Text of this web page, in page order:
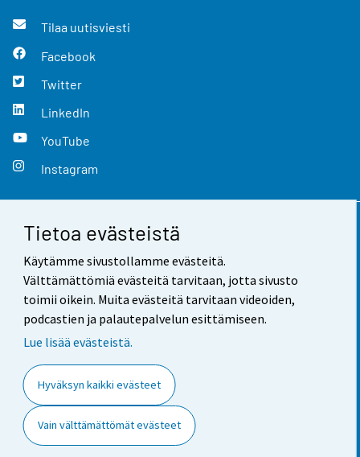
Tietoa evästeistä
Käytämme sivustollamme evästeitä.
Välttämättömiä evästeitä tarvitaan, jotta sivusto
toimii oikein. Muita evästeitä tarvitaan videoiden,
podcastien ja palautepalvelun esittämiseen.
Lue lisää evästeistä.
Hyväksyn kaikki evästeet
Vain välttämättömät evästeet
Tilaa uutisviesti
Facebook
Twitter
LinkedIn
YouTube
Instagram
Yhteystiedot
Palaute
Käyttöehdot
Saavutettavuus
Tietoa sivustosta
Evästeasetukset